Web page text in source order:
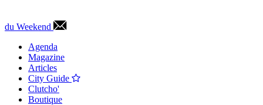
du Weekend
Agenda
Magazine
Articles
City Guide
Clutcho'
Boutique